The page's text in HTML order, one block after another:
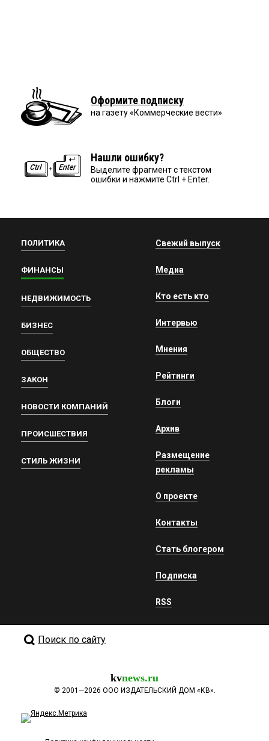
Оформите подписку
на газету «Коммерческие вести»
Нашли ошибку?
Выделите фрагмент с текстом
ошибки и нажмите Ctrl + Enter.
ПОЛИТИКА
ФИНАНСЫ
НЕДВИЖИМОСТЬ
БИЗНЕС
ОБЩЕСТВО
ЗАКОН
НОВОСТИ КОМПАНИЙ
ПРОИСШЕСТВИЯ
СТИЛЬ ЖИЗНИ
Свежий выпуск
Медиа
Кто есть кто
Интервью
Мнения
Рейтинги
Блоги
Архив
Размещение
рекламы
О проекте
Контакты
Стать блогером
Подписка
RSS
Поиск по сайту
kvnews.ru
© 2001—2026 ООО ИЗДАТЕЛЬСКИЙ ДОМ «КВ».